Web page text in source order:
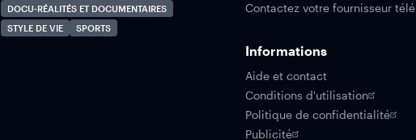
DOCU-RÉALITÉS ET DOCUMENTAIRES
STYLE DE VIE
SPORTS
Contactez votre fournisseur télé
Informations
Aide et contact
Conditions d'utilisation
Politique de confidentialité
Publicité